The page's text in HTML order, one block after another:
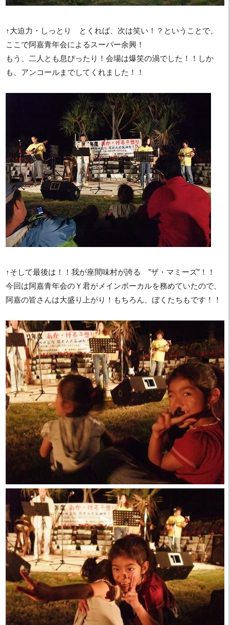
↑大迫力・しっとり とくれば、次は笑い！？ということで、
ここで阿嘉青年会によるスーパー余興！
もう、二人とも息ぴったり！会場は爆笑の渦でした！！しか
も、アンコールまでしてくれました！！
↑そして最後は！！我が座間味村が誇る ”ザ・マミーズ”！！
今回は阿嘉青年会のＹ君がメインボーカルを務めていたので、
阿嘉の皆さんは大盛り上がり！もちろん、ぼくたちもです！！